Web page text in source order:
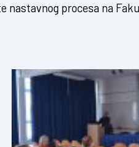
nastavnog procesa na